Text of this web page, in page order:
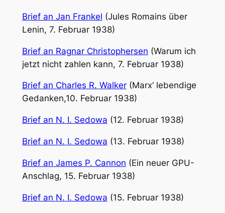
Brief an Jan Frankel (Jules Romains über
Lenin, 7. Februar 1938)
Brief an Ragnar Christophersen (Warum ich
jetzt nicht zahlen kann, 7. Februar 1938)
Brief an Charles R. Walker(Marx‘ lebendige
Gedanken,10. Februar 1938)
Brief an N. I. Sedowa (12. Februar 1938)
Brief an N. I. Sedowa (13. Februar 1938)
Brief an James P. Cannon (Ein neuer GPU-
Anschlag, 15. Februar 1938)
Brief an N. I. Sedowa (15. Februar 1938)